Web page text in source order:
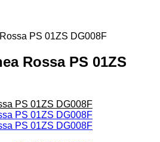
PS 01ZS DG008F
Rossa PS 01ZS